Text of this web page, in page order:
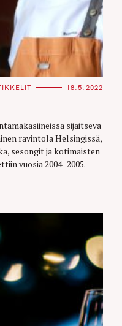
18.5.2022
sijaitseva
ravintola Helsingissä,
sesongit ja kotimaisten
vuosia 2004- 2005.